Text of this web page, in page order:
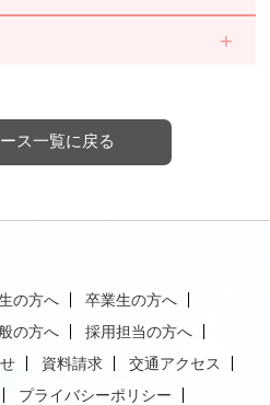
ス一覧に戻る
の方へ
卒業生の方へ
の方へ
採用担当の方へ
資料請求
交通アクセス
プライバシーポリシー